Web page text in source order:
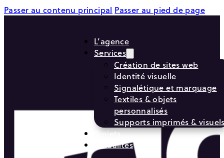
Passer au contenu principal Passer au pied de page
L’agence
Services
Création de sites web
Identité visuelle
Signalétique et marquage
Textiles & objets
personnalisés
Supports imprimés &
Projets
Actualités